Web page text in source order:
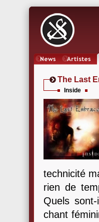
The Last
Inside
technicité
rien de
Quels
chant